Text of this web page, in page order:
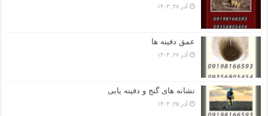
آذر ۲۸, ۱۴۰۳
عمق دفینه ها
آذر ۲۷, ۱۴۰۳
نشانه های گنج و دفینه یابی
آذر ۲۵, ۱۴۰۳